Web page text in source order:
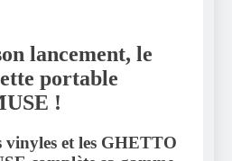
lancement, le
portable
!
vinyles et les GHETTO